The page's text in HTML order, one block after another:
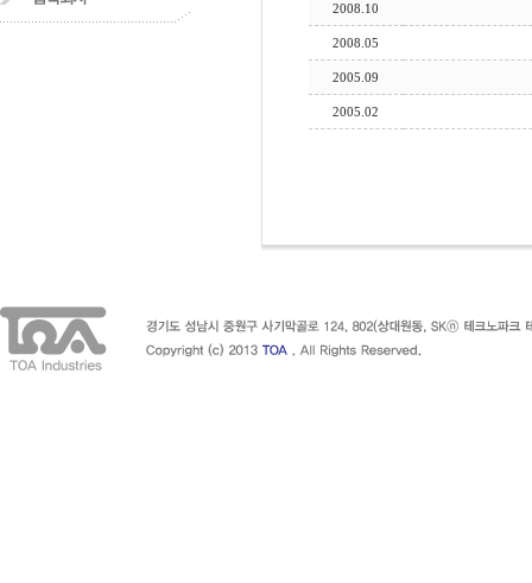
2008.10
2008.05
2005.09
2005.02